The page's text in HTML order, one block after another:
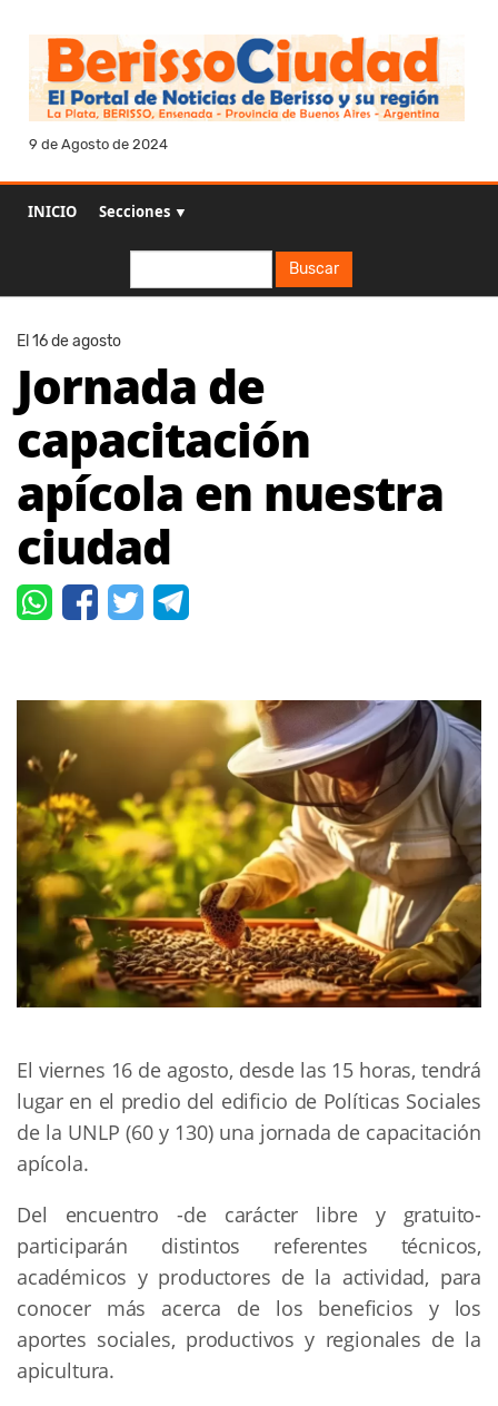
9 de Agosto de 2024
INICIO Secciones ▼
Buscar
El 16 de agosto
Jornada de
capacitación
apícola en nuestra
ciudad
El viernes 16 de agosto, desde las 15 horas, tendrá
lugar en el predio del edificio de Políticas Sociales
de la UNLP (60 y 130) una jornada de capacitación
apícola.
Del encuentro -de carácter libre y gratuito-
participarán distintos referentes técnicos,
académicos y productores de la actividad, para
conocer más acerca de los beneficios y los
aportes sociales, productivos y regionales de la
apicultura.